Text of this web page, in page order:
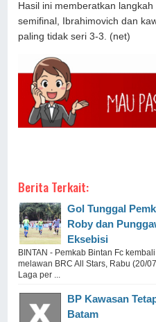
Hasil ini memberatkan
semifinal, Ibrahimovich dan
paling tidak seri 3-3. (net)
Berita Terkait:
Gol Tunggal
Roby dan
Eksebisi
BINTAN - Pemkab Bintan Fc
melawan BRC All Stars, Rabu (20/
Laga per ...
BP Kawasan
Batam